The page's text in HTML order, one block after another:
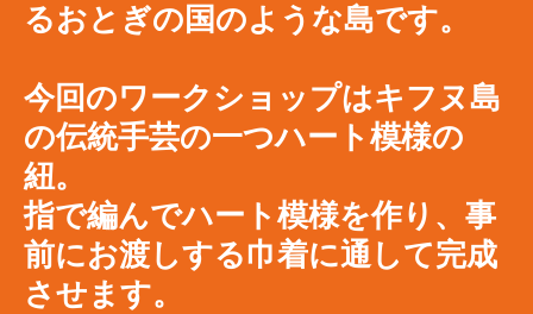
るおとぎの国のような島です。
今回のワークショップは​キフヌ島
の伝統手芸の一つハート模様の
紐。
指で編んでハート模様を作り、事
前にお渡しする巾着に通して完成
させます。